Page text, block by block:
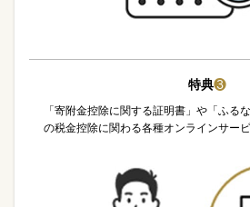
特典❸
「寄附金控除に関する証明書」や「ふる
の税金控除に関わる各種オンラインサー